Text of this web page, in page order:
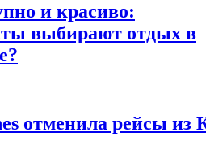
и красиво:
выбирают отдых в
отменила рейсы из